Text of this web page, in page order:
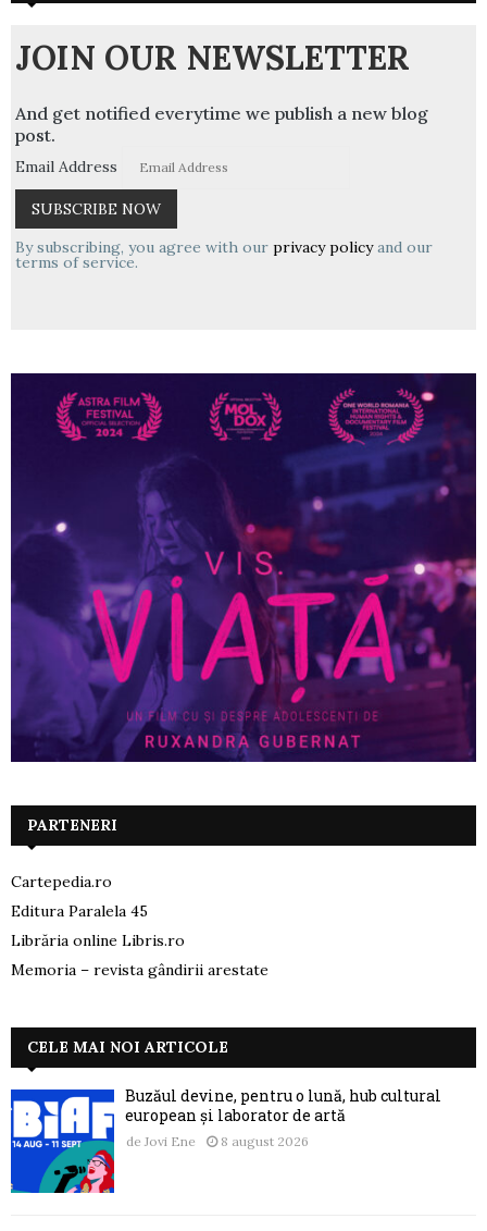
JOIN OUR NEWSLETTER
And get notified everytime we publish a new blog
post.
Email Address
By subscribing, you agree with our privacy policyand our
terms of service.
PARTENERI
Cartepedia.ro
Editura Paralela 45
Librăria online Libris.ro
Memoria – revista gândirii arestate
CELE MAI NOI ARTICOLE
Buzăul devine, pentru o lună, hub cultural
european și laborator de artă
de Jovi Ene 8 august 2026